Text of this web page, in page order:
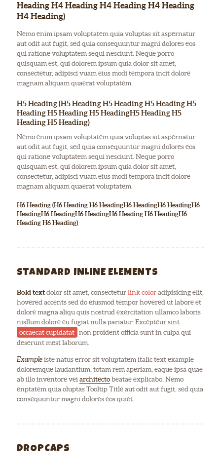
Heading H4 Heading H4 Heading H4 Heading
H4 Heading)
Nemo enim ipsam voluptatem quia voluptas sit aspernatur
aut odit aut fugit, sed quia consequuntur magni dolores eos
qui ratione voluptatem sequi nesciunt. Neque porro
quisquam est, qui dolorem ipsum quia dolor sit amet,
consectetur, adipisci vuam eius modi tempora incit dolore
magnam aliquam quaerat voluptatem.
H5 Heading (H5 Heading H5 Heading H5 Heading H5
Heading H5 Heading H5 HeadingH5 Heading H5
Heading H5 Heading)
Nemo enim ipsam voluptatem quia voluptas sit aspernatur
aut odit aut fugit, sed quia consequuntur magni dolores eos
qui ratione voluptatem sequi nesciunt. Neque porro
quisquam est, qui dolorem ipsum quia dolor sit amet,
consectetur, adipisci vuam eius modi tempora incit dolore
magnam aliquam quaerat voluptatem.
H6 Heading (H6 Heading H6 HeadingH6 HeadingH6 HeadingH6
HeadingH6 HeadingH6 HeadingH6 Heading H6 HeadingH6
Heading H6 Heading)
STANDARD INLINE ELEMENTS
Bold textdolor sit amet, consecteturlink coloradipisicing elit,
hovered accents sed do eiusmod tempor hovered ut labore et
dolore magna aliqu quis nostrud exercitation ullamco laboris
nisllum dolore eu fugiat nulla pariatur. Excepteur sint
occaecat cupidatat non proident officia sunt in culpa qui
deserunt mest laborum.
Exampleiste natus error sit voluptatem italic text example
doloremque laudantium, totam rem aperiam, eaque ipsa quae
ab illo inventore vei architectobeatae explicabo. Nemo
enptatem quia oluptas Tooltip Title aut odit aut fugit, sed quia
consequuntur magni dolores eos quiet.
DROPCAPS